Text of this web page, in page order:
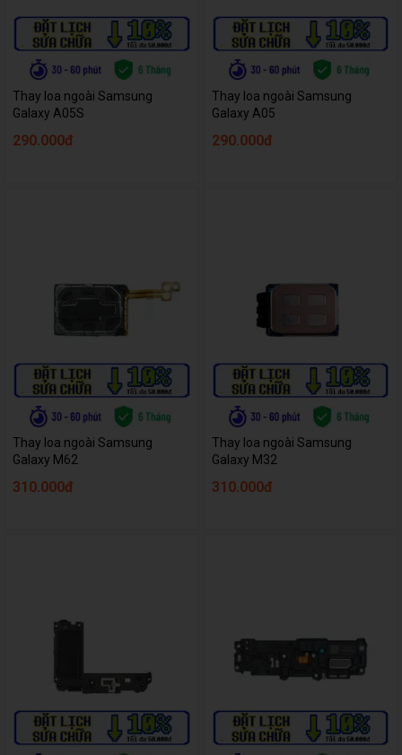
Thay loa ngoài Samsung
Galaxy A05S
290.000đ
Thay loa ngoài Samsung
Galaxy A05
290.000đ
Thay loa ngoài Samsung
Galaxy M62
310.000đ
Thay loa ngoài Samsung
Galaxy M32
310.000đ